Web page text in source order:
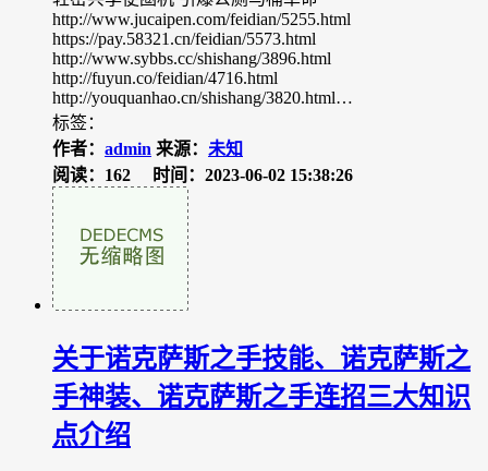
http://www.jucaipen.com/feidian/5255.html
https://pay.58321.cn/feidian/5573.html
http://www.sybbs.cc/shishang/3896.html
http://fuyun.co/feidian/4716.html
http://youquanhao.cn/shishang/3820.html…
标签：
作者： admin 来源： 未知
阅读：162
时间：2023-06-02 15:38:26
关于诺克萨斯之手技能、诺克萨斯之
手神装、诺克萨斯之手连招三大知识
点介绍